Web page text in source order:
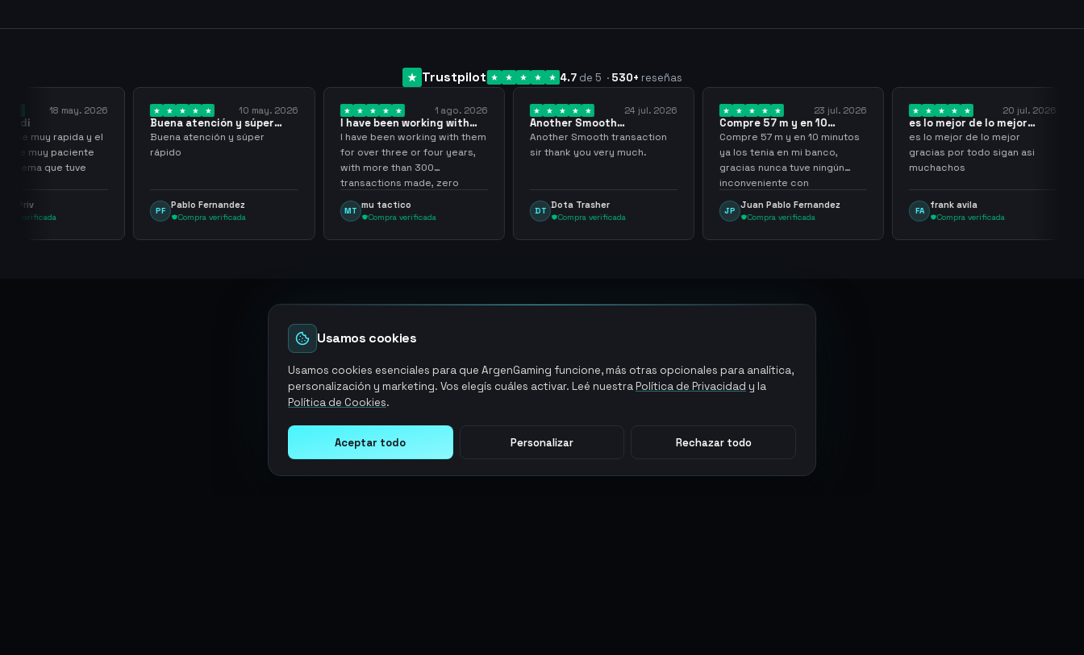
Trustpilot 4.7 de 5 · 530+ reseñas
1 ago. 2026
I have been working with
them for over… 3 years
I have been working with them
for over three or four years,
with more than 300
transactions made, zero
problems, highly recommend
mu tactico
Compra verificada
24 jul. 2026
Another Smooth
transaction sir thank…
Another Smooth transaction
sir thank you very much.
Dota Trasher
Compra verificada
23 jul. 2026
Compre 57 m y en 10
minutos ya los…
Compre 57 m y en 10 minutos
ya los tenia en mi banco,
gracias nunca tuve ningún
inconveniente con
argenganming
Juan Pablo Fernandez
Compra verificada
20 jul. 2026
es lo mejor de lo mejor
gracias por…
es lo mejor de lo mejor
gracias por todo sigan asi
muchachos
frank avila
Compra verificada
y el
tuve
10 may. 2026
Buena atención y súper
rápido
Buena atención y súper
rápido
Pablo Fernandez
Compra verificada
Usamos cookies
Usamos cookies esenciales para que ArgenGaming funcione, más otras opcionales para analítica,
personalización y marketing. Vos elegís cuáles activar. Leé nuestraPolítica de Privacidad y la
Política de Cookies.
Aceptar todo Personalizar Rechazar todo